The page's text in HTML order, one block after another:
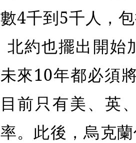
數4千到5千人，
北約也擺出開始
未來10年都必須
目前只有美、英
率。此後，烏克